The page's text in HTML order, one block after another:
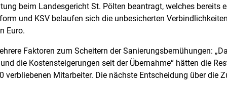
beim Landesgericht St. Pölten beantragt, welches bereits
und KSV belaufen sich die unbesicherten
Euro.
Faktoren zum Scheitern der Sanierungsbemühungen:
die Kostensteigerungen seit der Übernahme“ hätten die
verbliebenen Mitarbeiter. Die nächste Entscheidung über die